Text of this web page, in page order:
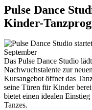
Pulse Dance
Kinder-
Das Pulse Dance Studio
Nachwuchstalente zur
Kursangebot öffnet das
seine Türen für Kinder
bietet einen idealen
Tanzes.